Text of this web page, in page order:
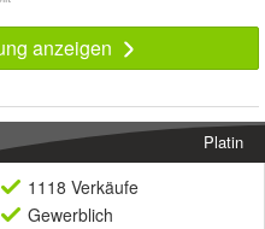
anzeigen
Platin
1118 Verkäufe
Gewerblich